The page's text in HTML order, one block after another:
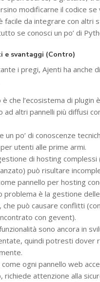
modificarne il codice se
facile da integrare con altri
se conosci un po’ di
e svantaggi (Contro)
i pregi, Ajenti ha anche
è che l’ecosistema di plugin
ad altri pannelli più diffusi
un po’ di conoscenze
per utenti alle prime armi.
di hosting complessi
può risultare
pannello per hosting
problema è la gestione
che può causare conflitti
con gevent).
sono ancora in
quindi potresti dover
ogni pannello web
richiede attenzione alla